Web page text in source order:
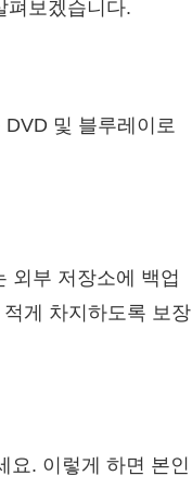
펴보겠습니다.
및 블루레이로
외부 저장소에 백업
게 차지하도록 보장
요. 이렇게 하면 본인